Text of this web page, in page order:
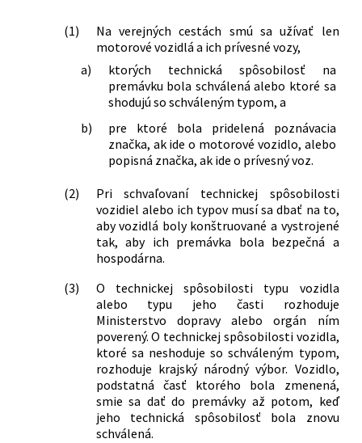
(1)
Na verejných cestách smú sa užívať len
motorové vozidlá a ich prívesné vozy,
a)
ktorých technická spôsobilosť na
premávku bola schválená alebo ktoré sa
shodujú so schváleným typom, a
b)
pre ktoré bola pridelená poznávacia
značka, ak ide o motorové vozidlo, alebo
popisná značka, ak ide o prívesný voz.
(2)
Pri schvaľovaní technickej spôsobilosti
vozidiel alebo ich typov musí sa dbať na to,
aby vozidlá boly konštruované a vystrojené
tak, aby ich premávka bola bezpečná a
hospodárna.
(3)
O technickej spôsobilosti typu vozidla
alebo typu jeho časti rozhoduje
Ministerstvo dopravy alebo orgán ním
poverený. O technickej spôsobilosti vozidla,
ktoré sa neshoduje so schváleným typom,
rozhoduje krajský národný výbor. Vozidlo,
podstatná časť ktorého bola zmenená,
smie sa dať do premávky až potom, keď
jeho technická spôsobilosť bola znovu
schválená.